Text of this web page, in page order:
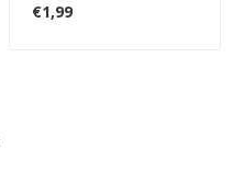
€1,99